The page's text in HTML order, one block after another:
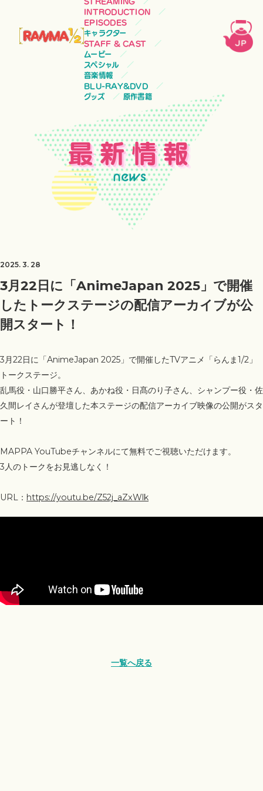
INTRODUCTION
EPISODES
キャラクター
STAFF & CAST
ムービー
スペシャル
音楽情報
BLU-RAY&DVD
グッズ
原作書籍
最新情報
news
2025. 3. 28
3月22日に「AnimeJapan 2025」で開催
したトークステージの配信アーカイブが公
開スタート！
3月22日に「AnimeJapan 2025」で開催したTVアニメ「らんま1/2」
トークステージ。
乱馬役・山口勝平さん、あかね役・日髙のり子さん、シャンプー役・佐
久間レイさんが登壇した本ステージの配信アーカイブ映像の公開がスタ
ート！
MAPPA YouTubeチャンネルにて無料でご視聴いただけます。
3人のトークをお見逃しなく！
URL： https://youtu.be/Z52j_aZxWlk
一覧へ戻る